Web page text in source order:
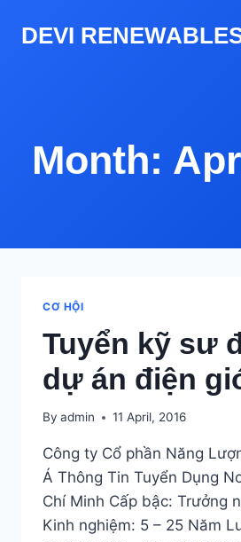
DEVI
Month:
CƠ HỘI
Tuyển kỹ sư
dự án điện
By admin 11 April, 2016
Công ty Cổ phần Năng
Á Thông Tin Tuyển Dụng
Chí Minh Cấp bậc: Trưởng
Kinh nghiệm: 5 – 25 Năm